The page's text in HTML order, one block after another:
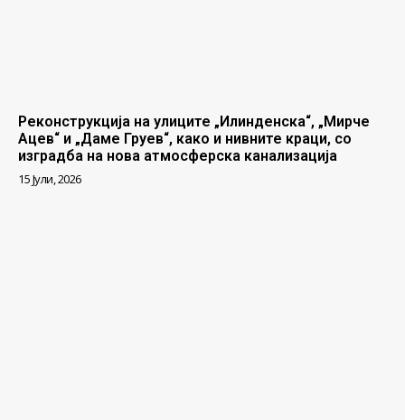
Реконструкција на улиците „Илинденска“, „Мирче
Ацев“ и „Даме Груев“, како и нивните краци, со
изградба на нова атмосферска канализација
15 Јули, 2026